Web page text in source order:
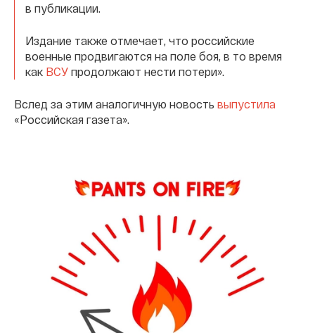
в публикации.
Издание также отмечает, что российские
военные продвигаются на поле боя, в то время
как ВСУ продолжают нести потери».
Вслед за этим аналогичную новость выпустила
«Российская газета».